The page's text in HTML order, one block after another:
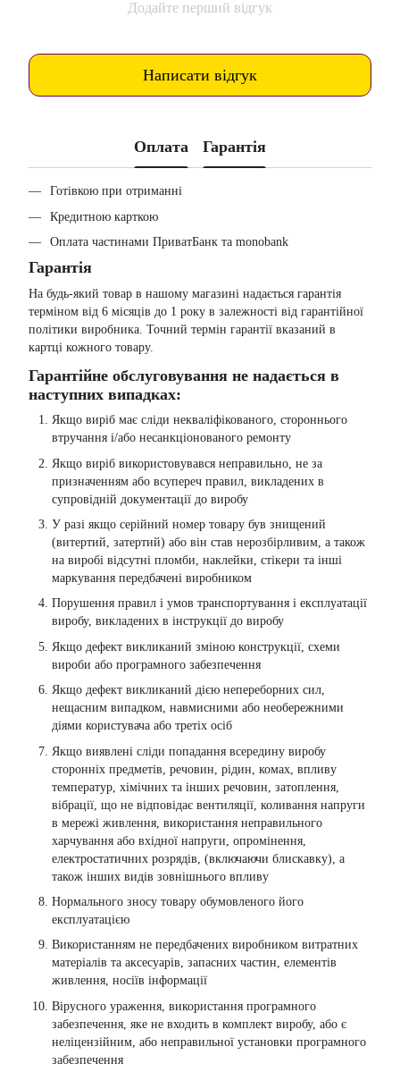
Додайте перший відгук
Написати відгук
Оплата Гарантія
Готівкою при отриманні
Кредитною карткою
Оплата частинами ПриватБанк та monobank
Гарантія
На будь-який товар в нашому магазині надається гарантія
терміном від 6 місяців до 1 року в залежності від гарантійної
політики виробника. Точний термін гарантії вказаний в
картці кожного товару.
Гарантійне обслуговування не надається в
наступних випадках:
Якщо виріб має сліди некваліфікованого, стороннього
втручання і/або несанкціонованого ремонту
Якщо виріб використовувався неправильно, не за
призначенням або всупереч правил, викладених в
супровідній документації до виробу
У разі якщо серійний номер товару був знищений
(витертий, затертий) або він став нерозбірливим, а також
на виробі відсутні пломби, наклейки, стікери та інші
маркування передбачені виробником
Порушення правил і умов транспортування і експлуатації
виробу, викладених в інструкції до виробу
Якщо дефект викликаний зміною конструкції, схеми
вироби або програмного забезпечення
Якщо дефект викликаний дією непереборних сил,
нещасним випадком, навмисними або необережними
діями користувача або третіх осіб
Якщо виявлені сліди попадання всередину виробу
сторонніх предметів, речовин, рідин, комах, впливу
температур, хімічних та інших речовин, затоплення,
вібрації, що не відповідає вентиляції, коливання напруги
в мережі живлення, використання неправильного
харчування або вхідної напруги, опромінення,
електростатичних розрядів, (включаючи блискавку), а
також інших видів зовнішнього впливу
Нормального зносу товару обумовленого його
експлуатацією
Використанням не передбачених виробником витратних
матеріалів та аксесуарів, запасних частин, елементів
живлення, носіїв інформації
Вірусного ураження, використання програмного
забезпечення, яке не входить в комплект виробу, або є
неліцензійним, або неправильної установки програмного
забезпечення